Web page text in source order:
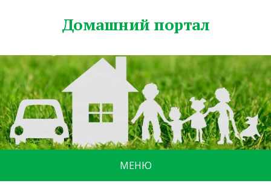
Домашний портал
МЕНЮ